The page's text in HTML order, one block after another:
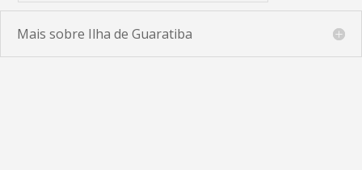
Mais sobre Ilha de Guaratiba